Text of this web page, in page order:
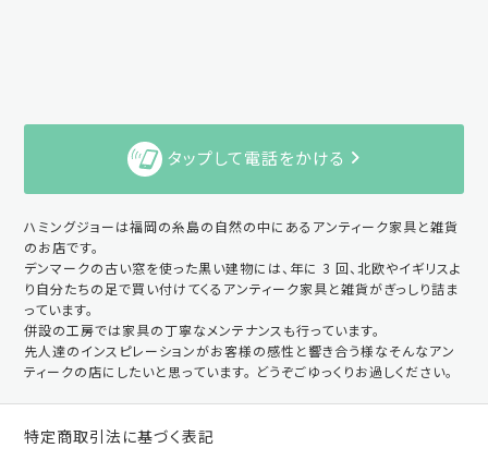
タップして電話をかける
ハミングジョーは福岡の糸島の自然の中にあるアンティーク家具と雑貨
のお店です。
デンマークの古い窓を使った黒い建物には、年に 3 回、北欧やイギリスよ
り自分たちの足で買い付けてくるアンティーク家具と雑貨がぎっしり詰ま
っています。
併設の工房では家具の丁寧なメンテナンスも行っています。
先人達のインスピレーションがお客様の感性と響き合う様なそんなアン
ティークの店にしたいと思っています。 どうぞごゆっくりお過しください。
特定商取引法に基づく表記